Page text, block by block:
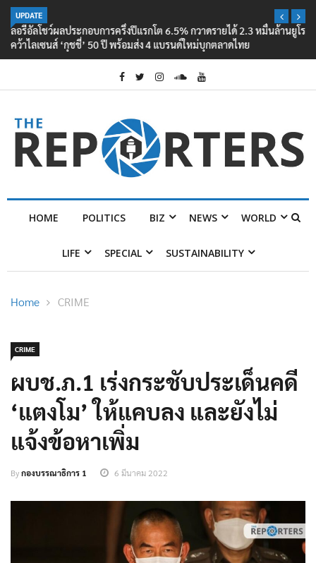
UPDATE
ลอรีอัลโชว์ผลประกอบการครึ่งปีแรกโต 6.5% กวาดรายได้ 2.3 หมื่นล้านยูโร
คว้าไลเซนส์ ‘กุชชี่’ 50 ปี พร้อมส่ง 4 แบรนด์ใหม่บุกตลาดไทย
HOME POLITICS BIZ NEWS WORLD
LIFE SPECIAL SUSTAINABILITY
Home CRIME
CRIME
ผบช.ภ.1 เร่งกระชับประเด็นคดี
‘แตงโม’ ให้แคบลง และยังไม่
แจ้งข้อหาเพิ่ม
Byกองบรรณาธิการ 1 6 มีนาคม 2022